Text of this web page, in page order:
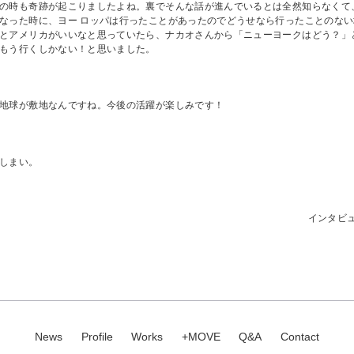
時も奇跡が起こりましたよね。裏でそんな話が進んでいるとは全然知らなく
った時に、ヨー ロッパは行ったことがあったのでどうせなら行ったことのな
アメリカがいいなと思っていたら、ナカオさんから「ニューヨークはどう？
う行くしかない！と思いました。
球が敷地なんですね。今後の活躍が楽しみです！
まい。
インタビ
News Profile Works +MOVE Q&A Contact